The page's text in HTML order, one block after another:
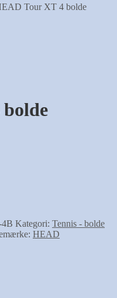
Tour XT 4 bolde
Kategori: Tennis - bolde
HEAD